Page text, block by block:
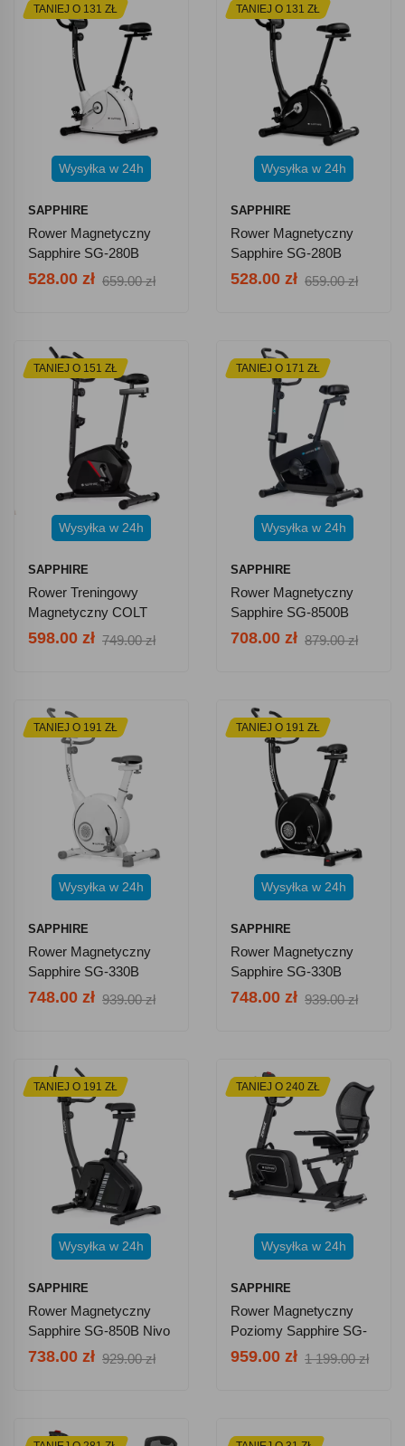
TANIEJ O 131 ZŁ
Wysyłka w 24h
SAPPHIRE
Rower Magnetyczny
Sapphire SG-280B
Supra - Biały
528.00 zł 659.00 zł
TANIEJ O 131 ZŁ
Wysyłka w 24h
SAPPHIRE
Rower Magnetyczny
Sapphire SG-280B
Supra - Czarny
528.00 zł 659.00 zł
TANIEJ O 151 ZŁ
Wysyłka w 24h
SAPPHIRE
Rower Treningowy
Magnetyczny COLT
SG-320B Aplikacje
598.00 zł 749.00 zł
TANIEJ O 171 ZŁ
Wysyłka w 24h
SAPPHIRE
Rower Magnetyczny
Sapphire SG-8500B
Oxio
708.00 zł 879.00 zł
TANIEJ O 191 ZŁ
Wysyłka w 24h
SAPPHIRE
Rower Magnetyczny
Sapphire SG-330B
HYPER - Biały
748.00 zł 939.00 zł
TANIEJ O 191 ZŁ
Wysyłka w 24h
SAPPHIRE
Rower Magnetyczny
Sapphire SG-330B
HYPER - Czarny
748.00 zł 939.00 zł
TANIEJ O 191 ZŁ
Wysyłka w 24h
SAPPHIRE
Rower Magnetyczny
Sapphire SG-850B Nivo
Aplikacje Bluetooth
738.00 zł 929.00 zł
TANIEJ O 240 ZŁ
Wysyłka w 24h
SAPPHIRE
Rower Magnetyczny
Poziomy Sapphire SG-
7050RB Zenix Aplikacje
959.00 zł 1 199.00 zł